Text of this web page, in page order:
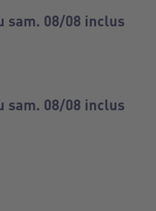
sam. 08/08 inclus
sam. 08/08 inclus